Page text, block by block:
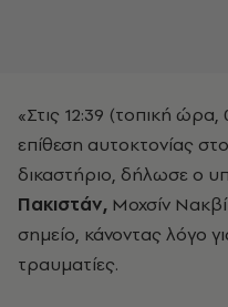
«Στις 12:39 (τοπική
επίθεση αυτοκτονίας
δικαστήριο, δήλωσε ο
Πακιστάν, Μοχσίν
σημείο, κάνοντας λόγο
τραυματίες.